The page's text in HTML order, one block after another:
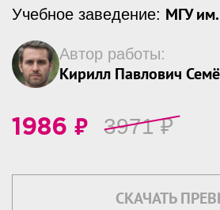
Учебное заведение: МГУ
Автор работы:
Кирилл Павлович
1986 ₽ 3971₽
СКАЧАТЬ